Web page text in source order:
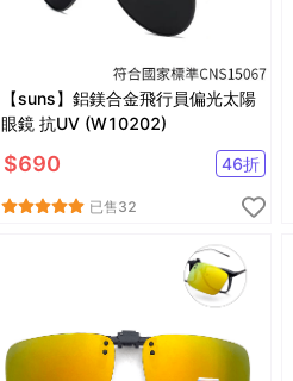
【suns】鋁鎂合金飛行員偏光太陽
眼鏡 抗UV (W10202)
$690 46折
已售32